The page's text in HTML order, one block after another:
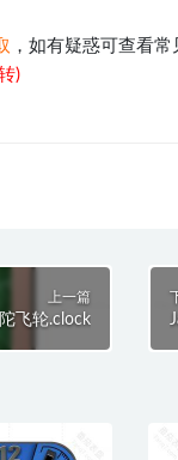
，如有疑惑可查看
)
上一篇
飞轮.clock